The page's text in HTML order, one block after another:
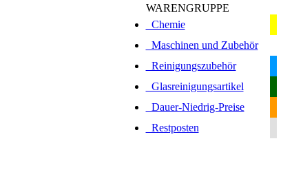
WARENGRUPPE
Chemie
Maschinen und Zubehör
Reinigungszubehör
Glasreinigungsartikel
Dauer-Niedrig-Preise
Restposten